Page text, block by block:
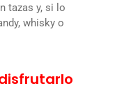
tazas y, si lo
whisky o